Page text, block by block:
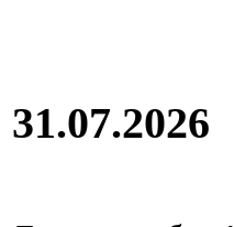
31.07.2026